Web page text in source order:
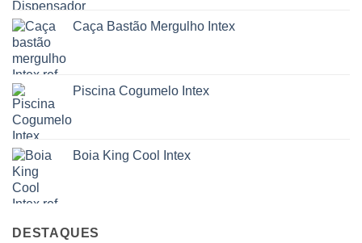
Caça Bastão Mergulho Intex
Piscina Cogumelo Intex
Boia King Cool Intex
DESTAQUES